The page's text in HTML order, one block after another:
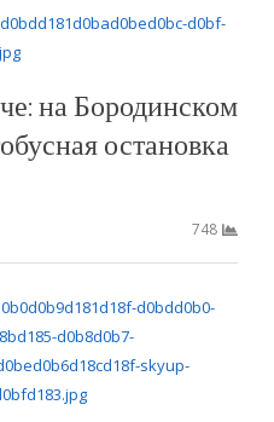
на Бородинском
остановка
748